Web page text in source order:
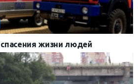
жизни людей